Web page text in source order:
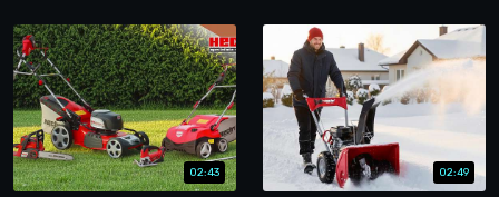
02:43 02:49